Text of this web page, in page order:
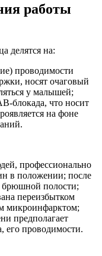
работы
делятся на:
проводимости
носят очаговый
у малышей;
блокада, что носит
на фоне
профессионально
в положении; после
брюшной полости;
переизбытком
микроинфарктом;
предполагает
его проводимости.